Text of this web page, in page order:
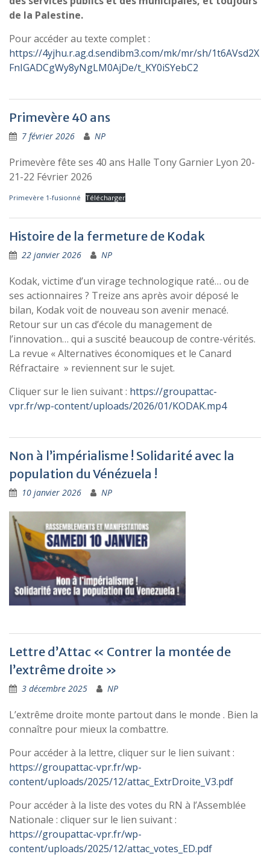
de la Palestine.
Pour accéder au texte complet :
https://4yjhu.r.ag.d.sendibm3.com/mk/mr/sh/1t6AVsd2X
FnIGADCgWy8yNgLM0AjDe/t_KY0iSYebC2
Primevère 40 ans
7 février 2026 NP
Primevère fête ses 40 ans Halle Tony Garnier Lyon 20-
21-22 Février 2026
Primevère 1-fusionné Télécharger
Histoire de la fermeture de Kodak
22 janvier 2026 NP
Kodak, victime d’un virage technologique raté… ou de
ses actionnaires ? Treize ans après avoir déposé le
bilan, Kodak voit de nouveau son avenir menacé.
Retour sur un cas d’école du management de
l’innovation… qui a suscité beaucoup de contre-vérités.
La revue « Alternatives économiques et le Canard
Réfractaire » reviennent sur le sujet.
Cliquer sur le lien suivant : https://groupattac-
vpr.fr/wp-content/uploads/2026/01/KODAK.mp4
Non à l’impérialisme ! Solidarité avec la
population du Vénézuela !
10 janvier 2026 NP
Lettre d’Attac « Contrer la montée de
l’extrême droite »
3 décembre 2025 NP
L’extrême droite monte partout dans le monde . Bien la
connaître pour mieux la combattre.
Pour accéder à la lettre, cliquer sur le lien suivant :
https://groupattac-vpr.fr/wp-
content/uploads/2025/12/attac_ExtrDroite_V3.pdf
Pour accéder à la liste des votes du RN à l’Assemblée
Nationale : cliquer sur le lien suivant :
https://groupattac-vpr.fr/wp-
content/uploads/2025/12/attac_votes_ED.pdf